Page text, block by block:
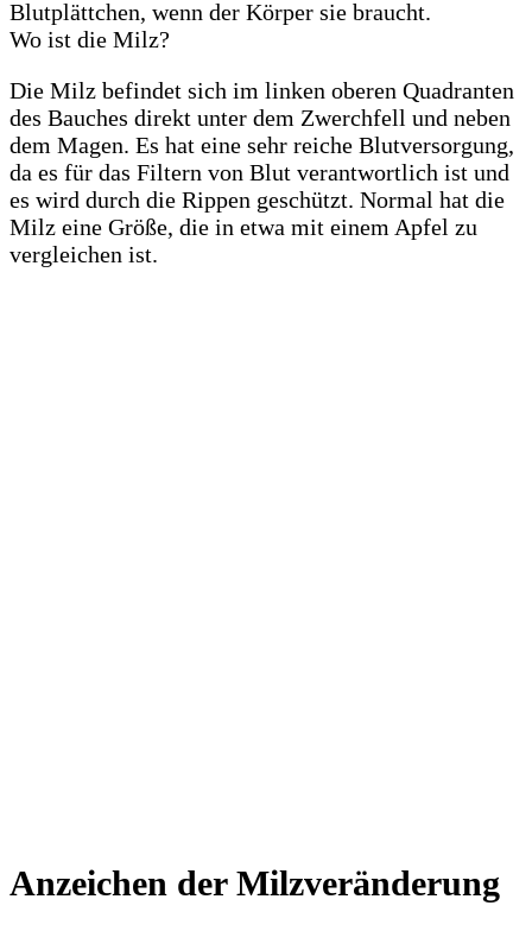
Blutplättchen, wenn der Körper sie braucht.
Wo ist die Milz?
Die Milz befindet sich im linken oberen Quadranten
des Bauches direkt unter dem Zwerchfell und neben
dem Magen. Es hat eine sehr reiche Blutversorgung,
da es für das Filtern von Blut verantwortlich ist und
es wird durch die Rippen geschützt. Normal hat die
Milz eine Größe, die in etwa mit einem Apfel zu
vergleichen ist.
Anzeichen der Milzveränderung